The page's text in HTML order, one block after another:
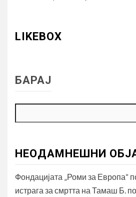
LIKEBOX
БАРАЈ
НЕОДАМНЕШНИ
Фондацијата „Роми за Европа“
истрага за смртта на Тамаш Б.